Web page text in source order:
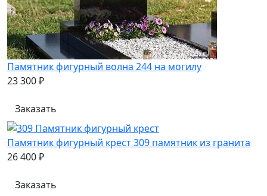
Памятник фигурный волна 244 на могилу
23 300 ₽
Заказать
Памятник фигурный крест 309 памятник из гранита
26 400 ₽
Заказать